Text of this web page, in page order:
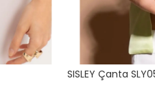
SISLEY Çanta